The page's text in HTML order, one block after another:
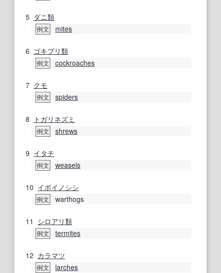
5 ダニ類
例文 mites
6 ゴキブリ類
例文 cockroaches
7 クモ
例文 spiders
8 トガリネズミ
例文 shrews
9 イタチ
例文 weasels
10 イボイノシシ
例文 warthogs
11 シロアリ類
例文 termites
12 カラマツ
例文 larches